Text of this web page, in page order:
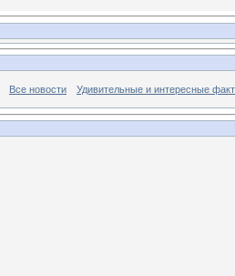
Все новости Удивительные и интересные